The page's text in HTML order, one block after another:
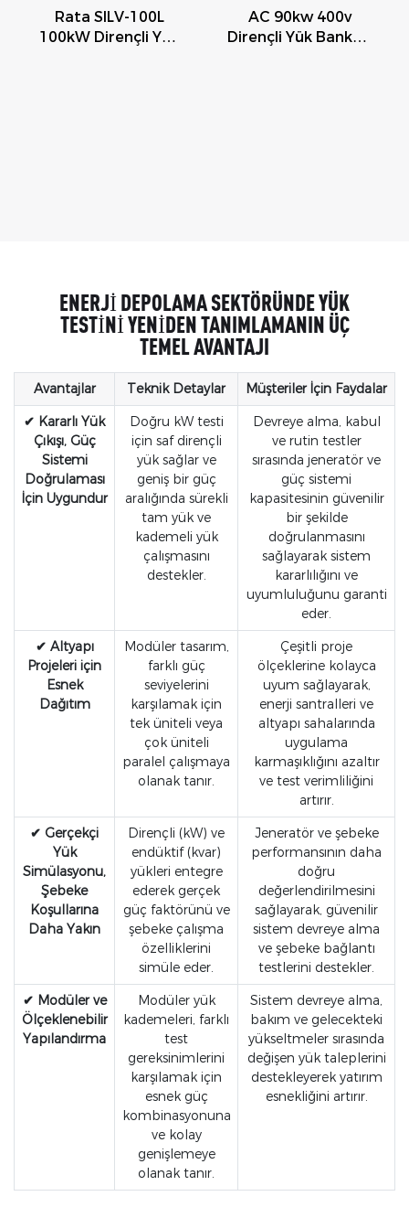
Rata SILV-100L
100kW Dirençli Yük
AC 90kw 400v
Dirençli Yük Bankası
ENERJI DEPOLAMA SEKTÖRÜNDE YÜK
TESTINI YENIDEN TANIMLAMANIN ÜÇ
TEMEL AVANTAJI
Avantajlar Teknik Detaylar
Müşteriler İçin Faydalar
✔ Kararlı Yük
Çıkışı, Güç
Sistemi
Doğrulaması
İçin Uygundur
Doğru kW testi
için saf dirençli
yük sağlar ve
geniş bir güç
aralığında sürekli
tam yük ve
kademeli yük
çalışmasını
destekler.
Devreye alma, kabul
ve rutin testler
sırasında jeneratör ve
güç sistemi
kapasitesinin güvenilir
bir şekilde
doğrulanmasını
sağlayarak sistem
kararlılığını ve
uyumluluğunu garanti
eder.
✔ Altyapı
Projeleri için
Esnek
Dağıtım
Modüler tasarım,
farklı güç
seviyelerini
karşılamak için
tek üniteli veya
çok üniteli
paralel çalışmaya
olanak tanır.
Çeşitli proje
ölçeklerine kolayca
uyum sağlayarak,
enerji santralleri ve
altyapı sahalarında
uygulama
karmaşıklığını azaltır
ve test verimliliğini
artırır.
✔ Gerçekçi
Yük
Simülasyonu,
Şebeke
Koşullarına
Daha Yakın
Dirençli (kW) ve
endüktif (kvar)
yükleri entegre
ederek gerçek
güç faktörünü ve
şebeke çalışma
özelliklerini
simüle eder.
Jeneratör ve şebeke
performansının daha
doğru
değerlendirilmesini
sağlayarak, güvenilir
sistem devreye alma
ve şebeke bağlantı
testlerini destekler.
✔ Modüler ve
Ölçeklenebilir
Yapılandırma
Modüler yük
kademeleri, farklı
test
gereksinimlerini
karşılamak için
esnek güç
kombinasyonuna
ve kolay
genişlemeye
olanak tanır.
Sistem devreye alma,
bakım ve gelecekteki
yükseltmeler sırasında
değişen yük taleplerini
destekleyerek yatırım
esnekliğini artırır.